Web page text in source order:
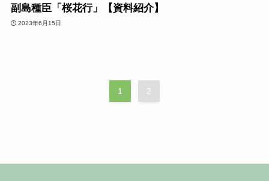
副島種臣「桜花行」【資料紹介】
2023年6月15日
1 2